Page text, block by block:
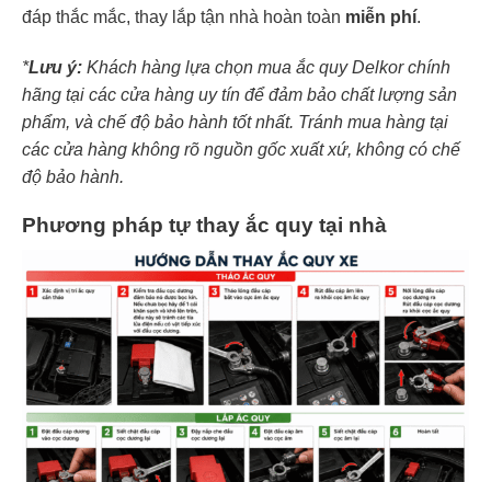
đáp thắc mắc, thay lắp tận nhà hoàn toàn miễn phí.
*Lưu ý: Khách hàng lựa chọn mua ắc quy Delkor chính
hãng tại các cửa hàng uy tín để đảm bảo chất lượng sản
phẩm, và chế độ bảo hành tốt nhất. Tránh mua hàng tại
các cửa hàng không rõ nguồn gốc xuất xứ, không có chế
độ bảo hành.
Phương pháp tự thay ắc quy tại nhà